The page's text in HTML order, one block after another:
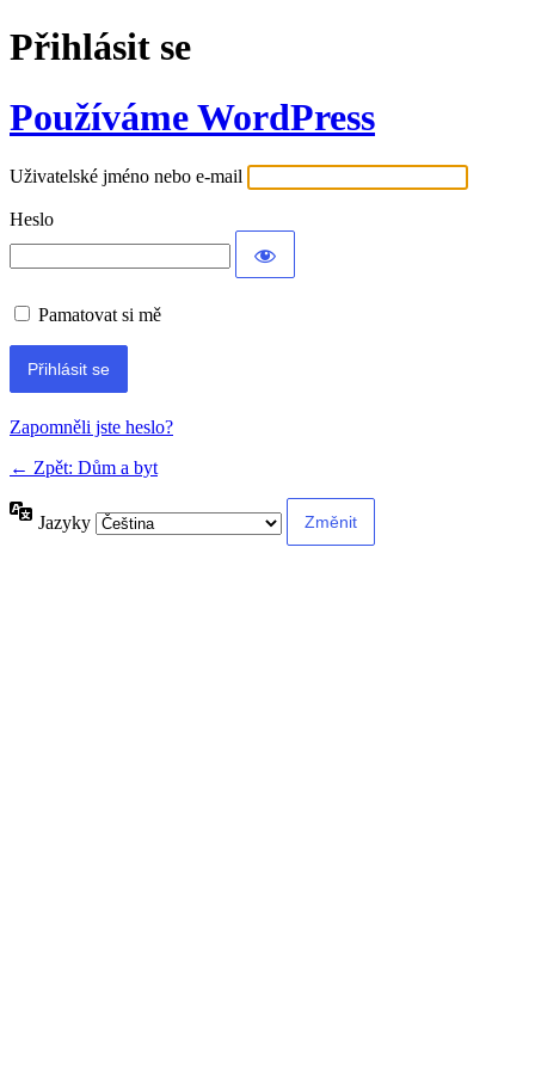
Přihlásit se
Používáme WordPress
Uživatelské jméno nebo e-mail
Heslo
Pamatovat si mě
Alternative:
Zapomněli jste heslo?
← Zpět: Dům a byt
Jazyky